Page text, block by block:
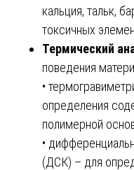
кальция, тальк,
токсичных
Термический
поведения
•
определения
полимерной
•
(ДСК) – для